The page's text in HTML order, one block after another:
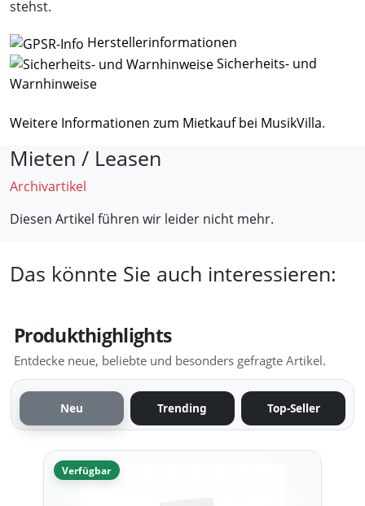
stehst.
Herstellerinformationen
Sicherheits- und
Warnhinweise
Weitere Informationen zum Mietkauf bei MusikVilla.
Mieten / Leasen
Archivartikel
Diesen Artikel führen wir leider nicht mehr.
Das könnte Sie auch interessieren:
Produkthighlights
Entdecke neue, beliebte und besonders gefragte Artikel.
Neu Trending Top-Seller
Verfügbar